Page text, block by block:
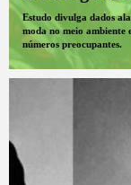
Estudo divulga dados
moda no meio ambiente
números preocupantes.